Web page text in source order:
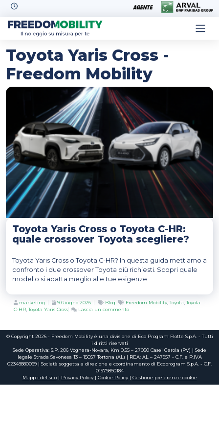
Skip to content
Toyota Yaris Cross -
Freedom Mobility
Toyota Yaris Cross o Toyota C-HR:
quale crossover Toyota scegliere?
Toyota Yaris Cross o Toyota C-HR? In questa guida mettiamo a
confronto i due crossover Toyota più richiesti. Scopri quale
modello si adatta meglio alle tue esigenze
Author
marketing
Posted
on
9 Giugno 2026 Categories
Blog Tags
Freedom Mobility,Toyota ,Toyota
C-HR ,Toyota Yaris Cross Lascia un commentosu
Cross
o
C-
HR:
quale
Toyota
scegliere?
© Copyright 2026 - Freedom Mobility è una divisione di Eco Program Flotte S.p.A. - Tutti
i diritti riservati
Sede Operativa: S.P. 206 Voghera-Novara, Km 0,55 – 27050 Casei Gerola (PV) | Sede
legale Strada Savonesa 13 – 15057 Tortona (AL) | REA: AL – 247957 - C.F. e P.IVA
02348880069 | Società soggetta a direzione e coordinamento di Ecoprogram S.p.A. - C.F.
01979860184
Mappa del sito| Privacy Policy| Cookie Policy| Gestione preferenze cookie